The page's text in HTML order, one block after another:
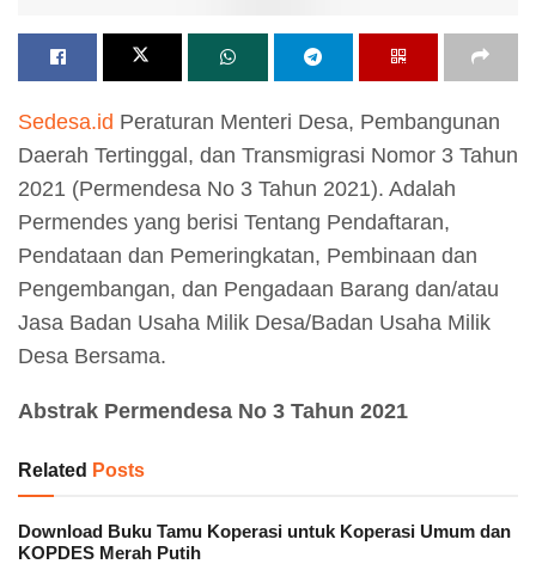
Sedesa.id Peraturan Menteri Desa, Pembangunan
Daerah Tertinggal, dan Transmigrasi Nomor 3 Tahun
2021 (Permendesa No 3 Tahun 2021). Adalah
Permendes yang berisi Tentang Pendaftaran,
Pendataan dan Pemeringkatan, Pembinaan dan
Pengembangan, dan Pengadaan Barang dan/atau
Jasa Badan Usaha Milik Desa/Badan Usaha Milik
Desa Bersama.
Abstrak Permendesa No 3 Tahun 2021
Related Posts
Download Buku Tamu Koperasi untuk Koperasi Umum dan
KOPDES Merah Putih